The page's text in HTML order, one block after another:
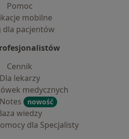
Pomoc
mobilne
dla pacjentów
Cennik
Dla lekarzy
medycznych
nowość
wiedzy
dla Specjalisty